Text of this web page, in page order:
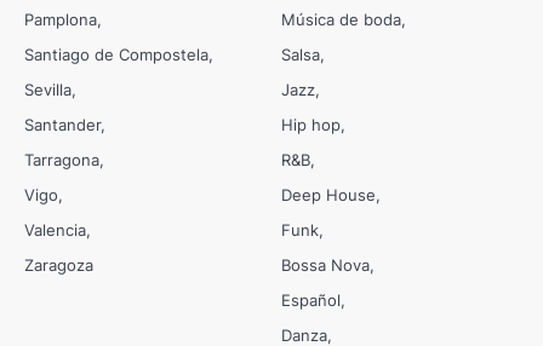
Pamplona
Santiago de Compostela
Sevilla
Santander
Tarragona
Vigo
Valencia
Zaragoza
Música de boda
Salsa
Jazz
Hip hop
R&B
Deep House
Funk
Bossa Nova
Español
Danza